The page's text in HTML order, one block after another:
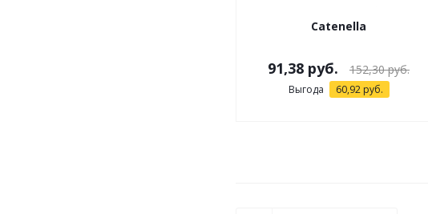
Catenella
91,38 руб. 152,30 руб.
Выгода 60,92 руб.